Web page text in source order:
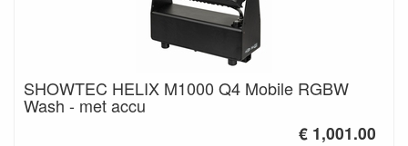
SHOWTEC HELIX M1000 Q4 Mobile RGBW
Wash - met accu
€ 1,001.00